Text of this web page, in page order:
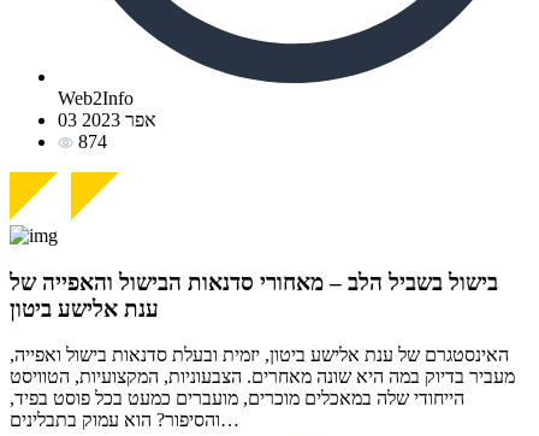
Web2Info
03 אפר 2023
874
בישול בשביל הלב – מאחורי סדנאות הבישול והאפייה של
ענת אלישע ביטון
האינסטגרם של ענת אלישע ביטון, יזמית ובעלת סדנאות בישול ואפייה,
מעביר בדיוק במה היא שונה מאחרים. הצבעוניות, המקצועיות, הטוויסט
הייחודי שלה במאכלים מוכרים, מועברים כמעט בכל פוסט בפיד,
והסיפור? הוא עמוק בתבלינים…